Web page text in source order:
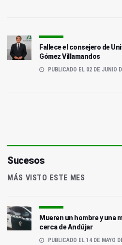
Fallece el consejero de
Gómez Villamandos
PUBLICADO EL 02 DE JUNIO
Sucesos
MÁS VISTO ESTE MES
Mueren un hombre y una
cerca de Andújar
PUBLICADO EL 14 DE MAYO